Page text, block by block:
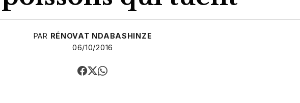
PAR RÉNOVAT NDABASHINZE
06/10/2016